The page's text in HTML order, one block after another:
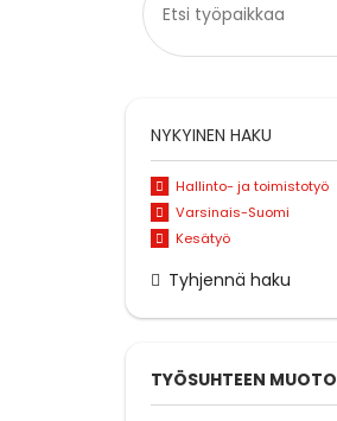
NYKYINEN HAKU
Hallinto- ja toimistotyö
Varsinais-Suomi
Kesätyö
Tyhjennä haku
TYÖSUHTEEN MUOTO